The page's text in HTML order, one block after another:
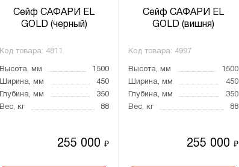
Сейф САФАРИ EL
GOLD (черный)
Код товара: 4811
Высота, мм
1500
Ширина, мм
450
Глубина, мм
350
Вес, кг
88
255 000₽
Сейф САФАРИ EL
GOLD (вишня)
Код товара: 4997
Высота, мм
1500
Ширина, мм
450
Глубина, мм
350
Вес, кг
88
255 000 ₽